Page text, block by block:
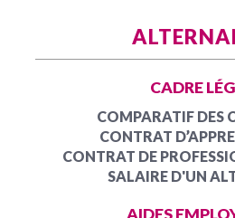
CADRE
COMPARATIF DES
CONTRAT
CONTRAT DE
SALAIRE D'UN
AIDES